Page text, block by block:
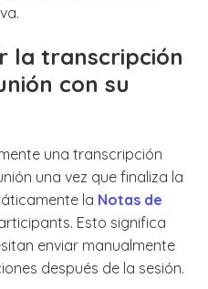
la transcripción
con su
una transcripción
una vez que finaliza la
la Notas de
Esto significa
enviar manualmente
después de la sesión.